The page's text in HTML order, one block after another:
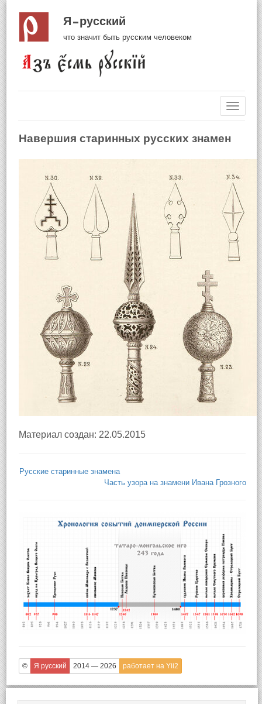
Я русский
что значит быть русским человеком
Навершия старинных русских знамен
Материал создан: 22.05.2015
Русские старинные знамена
Часть узора на знамени Ивана Грозного
© Я русский 2014 — 2026 работает на Yii2